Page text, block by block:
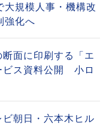
大規模人事・機構改
化へ
面に印刷する「エ
ビス資料公開 小ロ
朝日・六本木ヒル